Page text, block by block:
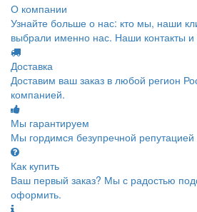
О компании
Узнайте больше о нас: кто мы, наши
выбрали именно нас. Наши контакты и
Доставка
Доставим ваш заказ в любой регион
компанией.
Мы гарантируем
Мы гордимся безупречной
Как купить
Ваш первый заказ? Мы с радостью
оформить.